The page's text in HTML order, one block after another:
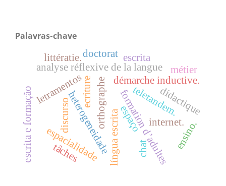
Palavras-chave
orthographe formation d’adultes
analyse réflexive de la langue
démarche inductive.
língua escrita
heterogeneidade chat
teletandem.
escrita
letramentos
discurso internet.
espaço
espacialidade ensino.
escrita e formação
littératie.
didactique
tâches
métier
ecriture
doctorat